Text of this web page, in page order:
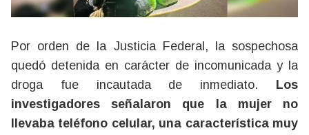
Por orden de la Justicia Federal, la sospechosa
quedó detenida en carácter de incomunicada y la
droga fue incautada de inmediato.
Los
investigadores señalaron que la mujer no
llevaba teléfono celular, una característica muy